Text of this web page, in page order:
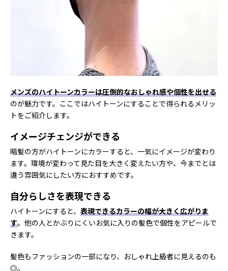
メンズのハイトーンカラーは圧倒的なおしゃれ感や個性を出せる
のが魅力です。ここではハイトーンにすることで得られるメリッ
トをご紹介します。
イメージチェンジができる
暗髪の方がハイトーンにカラーすると、一気にイメージが変わり
ます。環境が変わって見た目を大きく変えたい方や、今までとは
違う雰囲気にしたい方におすすめです。
自分らしさを表現できる
ハイトーンにすると、 表現できるカラーの幅が大きく広がりま
す。他の人とかぶりにくいお気に入りの髪色で個性をアピールで
きます。
髪色もファッションの一部になり、おしゃれ上級者に見えるのも
◎。